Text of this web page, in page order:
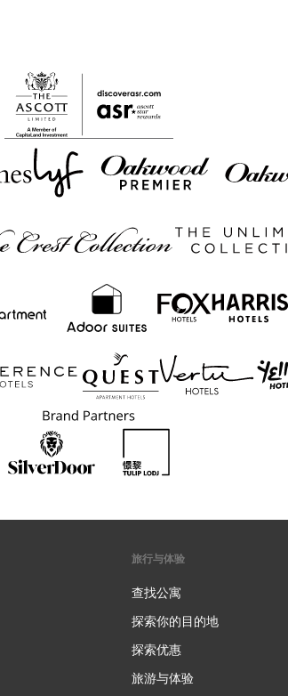
旅行与体验
查找公寓
探索你的目的地
探索优惠
旅游与体验